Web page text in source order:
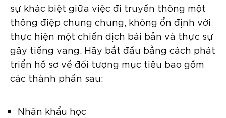
sự khác biệt giữa việc đi truyền thông một
thông điệp chung chung, không ổn định với
thực hiện một chiến dịch bài bản và thực sự
gây tiếng vang. Hãy bắt đầu bằng cách phát
triển hồ sơ về đối tượng mục tiêu bao gồm
các thành phần sau:
Nhân khẩu học